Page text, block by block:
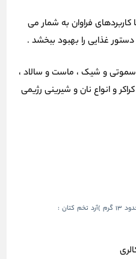
کاربردهای فراوان به شمار می
غذایی را بهبود ببخشد .
اسموتی و شیک ، ماست و سالاد ،
و انواع نان و شیرینی رژیمی
: